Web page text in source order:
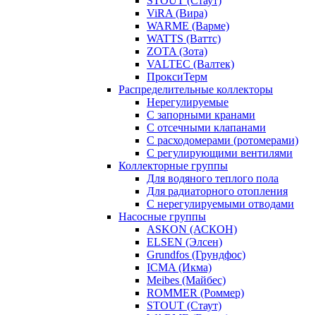
ViRA (Вира)
WARME (Варме)
WATTS (Ваттс)
ZOTA (Зота)
VALTEC (Валтек)
ПроксиТерм
Распределительные коллекторы
Нерегулируемые
С запорными кранами
С отсечными клапанами
С расходомерами (ротомерами)
С регулирующими вентилями
Коллекторные группы
Для водяного теплого пола
Для радиаторного отопления
С нерегулируемыми отводами
Насосные группы
ASKON (АСКОН)
ELSEN (Элсен)
Grundfos (Грундфос)
ICMA (Икма)
Meibes (Майбес)
ROMMER (Роммер)
STOUT (Стаут)